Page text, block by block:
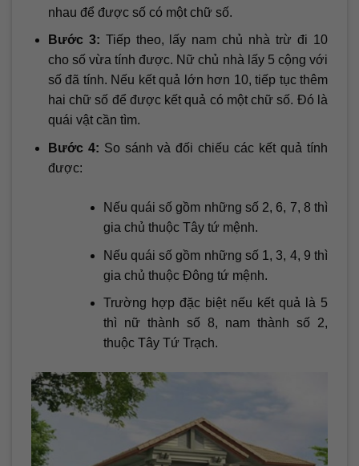
nhau để được số có một chữ số.
Bước 3: Tiếp theo, lấy nam chủ nhà trừ đi 10
cho số vừa tính được. Nữ chủ nhà lấy 5 cộng với
số đã tính. Nếu kết quả lớn hơn 10, tiếp tục thêm
hai chữ số để được kết quả có một chữ số. Đó là
quái vật cần tìm.
Bước 4: So sánh và đối chiếu các kết quả tính
được:
Nếu quái số gồm những số 2, 6, 7, 8 thì
gia chủ thuộc Tây tứ mệnh.
Nếu quái số gồm những số 1, 3, 4, 9 thì
gia chủ thuộc Đông tứ mệnh.
Trường hợp đặc biệt nếu kết quả là 5
thì nữ thành số 8, nam thành số 2,
thuộc Tây Tứ Trạch.